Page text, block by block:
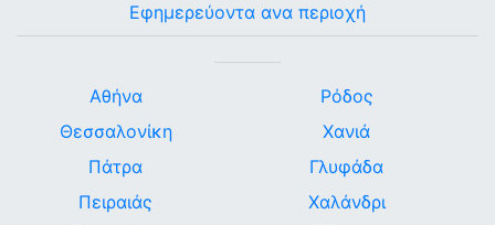
Εφημερεύοντα ανα περιοχή
Αθήνα
Θεσσαλονίκη
Πάτρα
Πειραιάς
Ρόδος
Χανιά
Γλυφάδα
Χαλάνδρι